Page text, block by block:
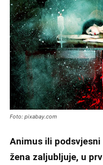
Foto: pixabay.com
Animus ili
žena zaljubljuje, u